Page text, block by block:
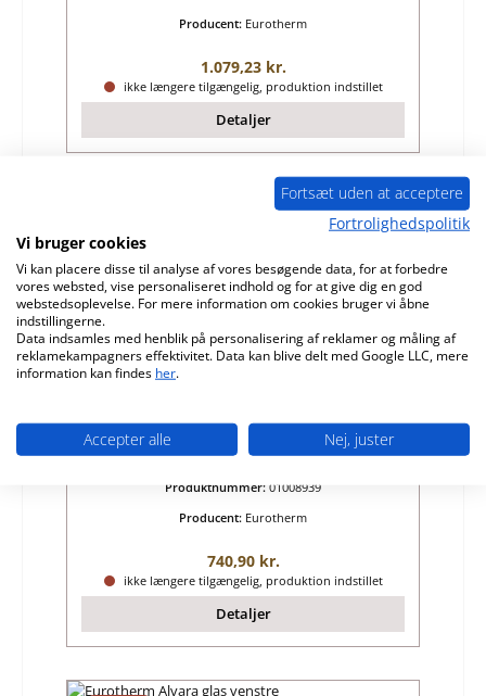
Producent: Eurotherm
Almindelig pris:
1.079,23 kr.
ikke længere tilgængelig, produktion indstillet
Detaljer
Eurotherm Alvara glas højre
Produktnummer: 01008939
Producent: Eurotherm
Almindelig pris:
740,90 kr.
ikke længere tilgængelig, produktion indstillet
Detaljer
Fortsæt uden at acceptere
Fortrolighedspolitik
Vi bruger cookies
Vi kan placere disse til analyse af vores besøgende data, for at forbedre
vores websted, vise personaliseret indhold og for at give dig en god
webstedsoplevelse. For mere information om cookies bruger vi åbne
indstillingerne.
Data indsamles med henblik på personalisering af reklamer og måling af
reklamekampagners effektivitet. Data kan blive delt med Google LLC, mere
information kan findes her.
Accepter alle Nej, juster